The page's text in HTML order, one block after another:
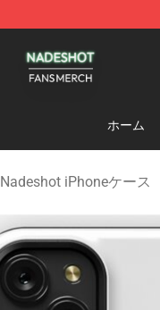
ホーム
Nadeshot iPhoneケース